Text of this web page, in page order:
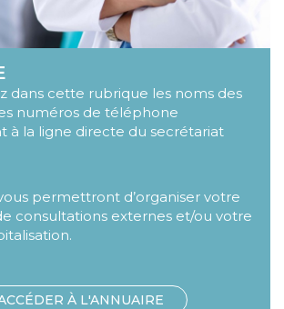
dans cette rubrique les noms des
numéros de téléphone
à la ligne directe du secrétariat
permettront d’organiser votre
consultations externes et/ou votre
À L'ANNUAIRE